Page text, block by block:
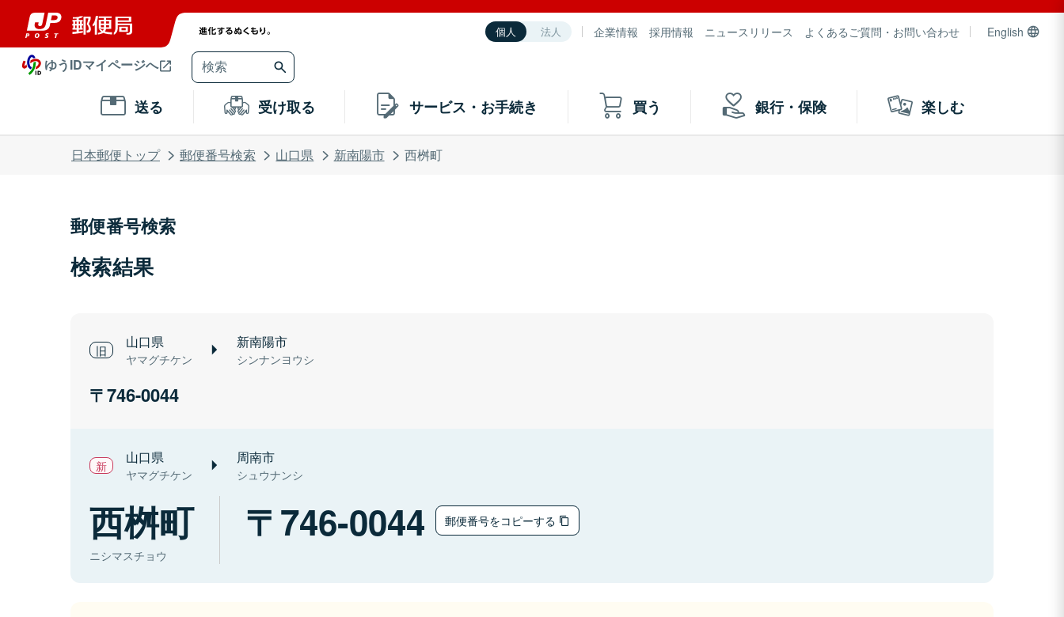
個人 法人 企業情報 採用情報 ニュースリリース よくあるご質問・お問い合わせ English
ゆうIDマイページへ
送る 受け取る サービス・お手続き 買う 銀行・保険 楽しむ
日本郵便トップ 郵便番号検索 山口県 新南陽市 西桝町
郵便番号検索
検索結果
山口県
ヤマグチケン
新南陽市
シンナンヨウシ
746-0044
山口県
ヤマグチケン
周南市
シュウナンシ
西桝町
ニシマスチョウ
746-0044 郵便番号をコピーする